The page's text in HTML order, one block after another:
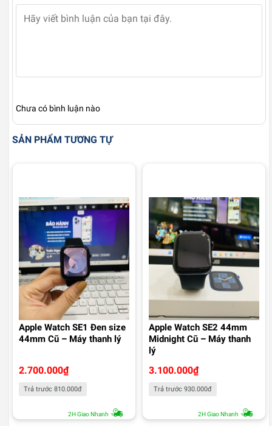
Chưa có bình luận nào
SẢN PHẨM TƯƠNG TỰ
Apple Watch SE1 Đen size
44mm Cũ – Máy thanh lý
2.700.000₫
Trả trước 810.000đ
2H Giao Nhanh
Apple Watch SE2 44mm
Midnight Cũ – Máy thanh
lý
3.100.000₫
Trả trước 930.000đ
2H Giao Nhanh